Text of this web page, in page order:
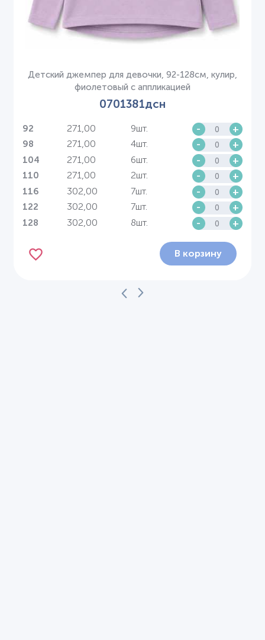
Детский джемпер для девочки, 92-128см, кулир,
фиолетовый с аппликацией
0701381дсн
92 271,00 9шт. - +
98 271,00 4шт. - +
104 271,00 6шт. - +
110 271,00 2шт. - +
116 302,00 7шт. - +
122 302,00 7шт. - +
128 302,00 8шт. - +
В корзину